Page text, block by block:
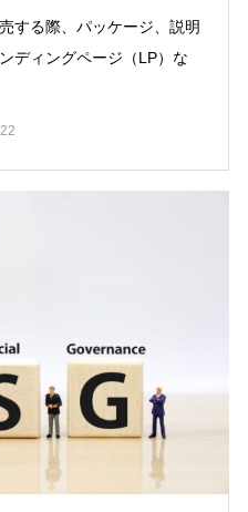
する際、パッケージ、説明
ディングページ（LP）な